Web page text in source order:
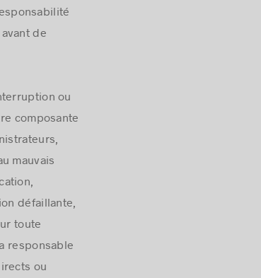
de
ou
composante
mauvais
défaillante,
toute
responsable
ou